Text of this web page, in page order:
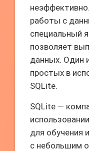
работы с
специальный
позволяет
данных. Один
простых в
SQLite.
SQLite —
для обучения
с небольшим